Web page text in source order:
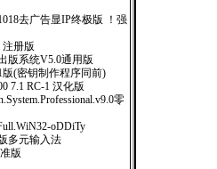
去广告显IP终极版 ！强
注册版
版系统V5.0通用版
版(密钥制作程序同前)
7.1 RC-1 汉化版
零
oDDiTy
多元输入法
版